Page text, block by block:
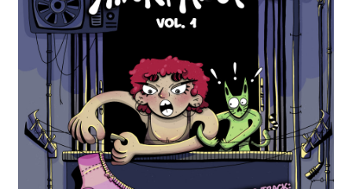
Contacta